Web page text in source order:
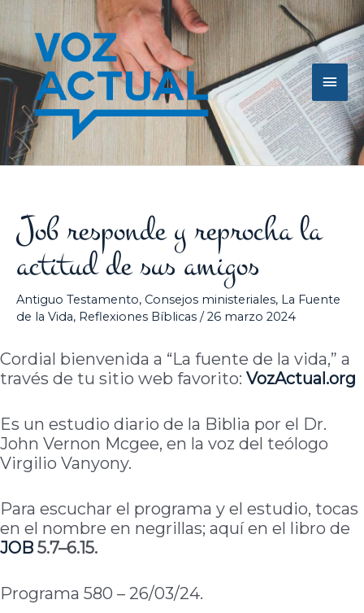
contenido
Job responde y reprocha la
actitud de sus amigos
Antiguo Testamento, Consejos ministeriales, La Fuente
de la Vida, Reflexiones Bíblicas /26 marzo 2024
Cordial bienvenida a “La fuente de la vida,” a
través de tu sitio web favorito: VozActual.org
Es un estudio diario de la Biblia por el Dr.
John Vernon Mcgee, en la voz del teólogo
Virgilio Vanyony.
Para escuchar el programa y el estudio, tocas
en el nombre en negrillas; aquí en el libro de
JOB 5.7–6.15.
Programa 580 – 26/03/24.